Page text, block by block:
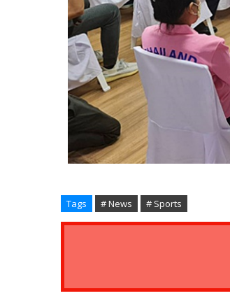
Tags # News # Sports